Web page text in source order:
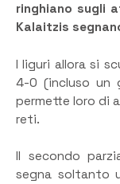
ringhiano sugli
Kalaitzis
I liguri allora si
4-0 (incluso un
permette loro di
reti.
Il secondo
segna soltanto